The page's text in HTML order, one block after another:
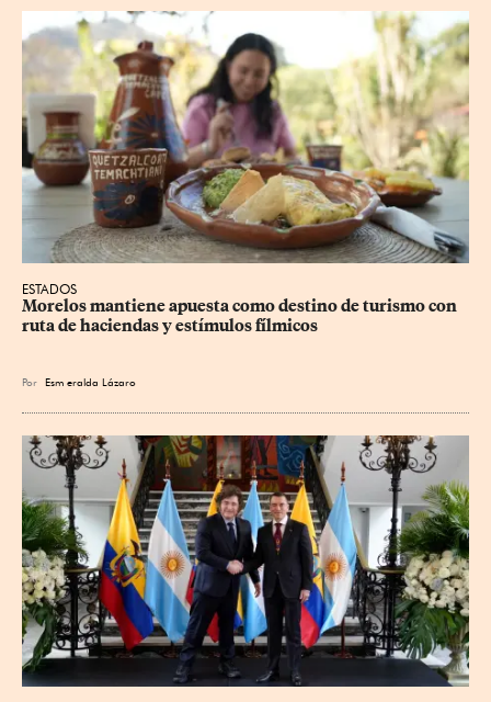
ESTADOS
Morelos mantiene apuesta como destino de turismo con
ruta de haciendas y estímulos fílmicos
Por Esm eralda Lázaro